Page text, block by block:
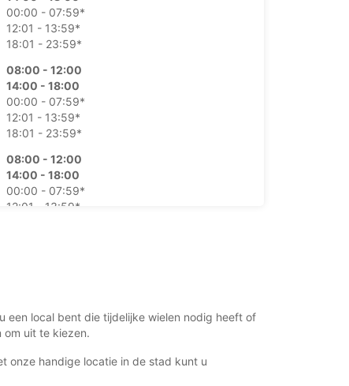
00:00 - 07:59*
12:01 - 13:59*
18:01 - 23:59*
08:00 - 12:00
14:00 - 18:00
00:00 - 07:59*
12:01 - 13:59*
18:01 - 23:59*
08:00 - 12:00
14:00 - 18:00
00:00 - 07:59*
12:01 - 13:59*
18:01 - 23:59*
08:00 - 12:00
00:00 - 07:59*
een local bent die tijdelijke wielen nodig heeft of
om uit te kiezen.
onze handige locatie in de stad kunt u